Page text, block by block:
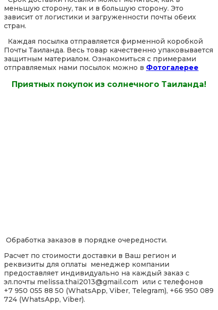
меньшую сторону, так и в большую сторону. Это
зависит от логистики и загруженности почты обеих
стран.
Каждая посылка отправляется фирменной коробкой
Почты Таиланда. Весь товар качественно упаковывается
защитным материалом. Ознакомиться с примерами
отправляемых нами посылок можно в Фотогалерее
Приятных покупок из солнечного Таиланда!
Обработка заказов в порядке очередности.
Расчет по стоимости доставки в Ваш регион и
реквизиты для оплаты менеджер компании
предоставляет индивидуально на каждый заказ с
эл.почты melissa.thai2013@gmail.com или с телефонов
+7 950 055 88 50 (WhatsApp, Viber, Telegram), +66 950 089
724 (WhatsApp, Viber).